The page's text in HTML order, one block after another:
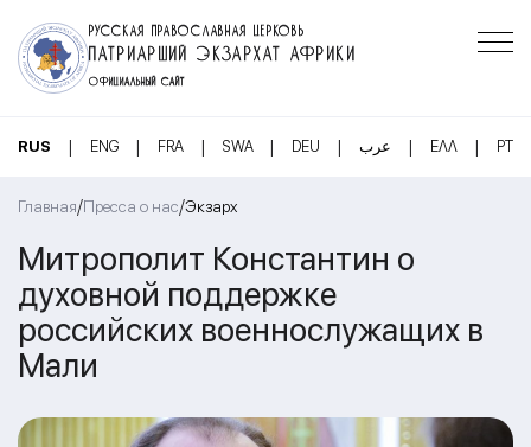
РУССКАЯ ПРАВОСЛАВНАЯ ЦЕРКОВЬ
ПАТРИАРШИЙ ЭКЗАРХАТ АФРИКИ
ОФИЦИАЛЬНЫЙ САЙТ
RUS | ENG | FRA | SWA | DEU | عرب | ΕΛΛ | PT
Главная/Пресса о нас/Экзарх
Митрополит Константин о
духовной поддержке
российских военнослужащих в
Мали